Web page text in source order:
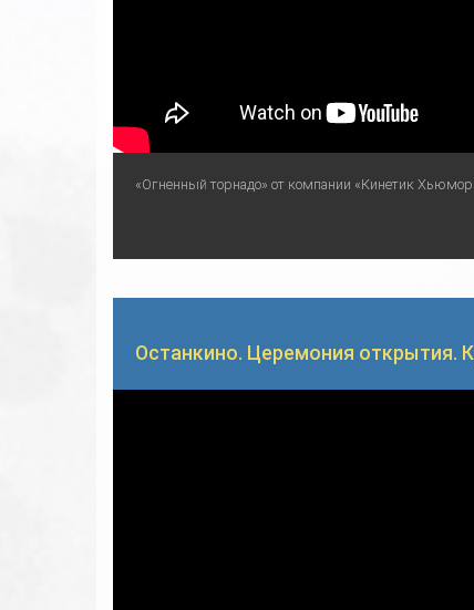
«Огненный торнадо» от компании «Кинетик
Останкино. Церемония открытия.